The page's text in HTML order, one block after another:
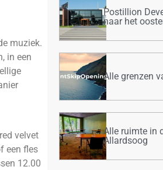
muziek.
in een
velvet
een fles
12.00
Postillion
naar het
Alle grenzen
Alle ruimte in
Allardsoog